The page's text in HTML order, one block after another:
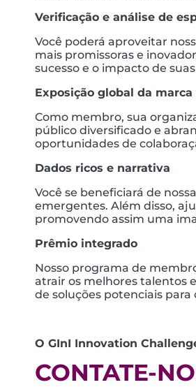
Verificação e análise de
Você poderá aproveitar
mais promissoras e
sucesso e o impacto de
Exposição global da
Como membro, sua
público diversificado e
oportunidades de
Dados ricos e narrativa
Você se beneficiará de
emergentes. Além disso,
promovendo assim uma
Prêmio integrado
Nosso programa de
atrair os melhores talentos
de soluções potenciais para
O GInI Innovation
CONTATE-